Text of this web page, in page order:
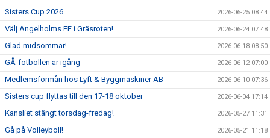
Sisters Cup 2026 2026-06-25 08:44
Välj Ängelholms FF i Gräsroten! 2026-06-24 07:48
Glad midsommar! 2026-06-18 08:50
GÅ-fotbollen är igång 2026-06-12 07:00
Medlemsförmån hos Lyft & Byggmaskiner AB 2026-06-10 07:36
Sisters cup flyttas till den 17-18 oktober 2026-06-04 17:14
Kansliet stängt torsdag-fredag! 2026-05-27 11:31
Gå på Volleyboll! 2026-05-21 11:18